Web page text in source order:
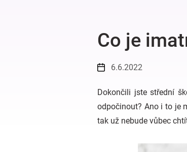
Co je
6.6.2022
Dokončili jste střední
odpočinout? Ano i to je
tak už nebude vůbec